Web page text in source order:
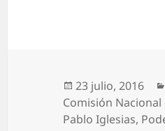
Publicado
el
23 julio, 2016
Comisión
Pablo Iglesias,